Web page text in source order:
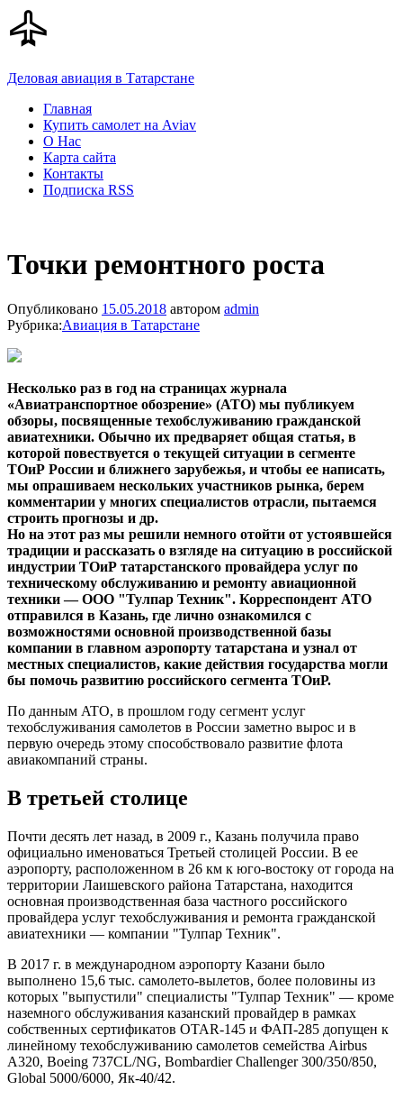
Деловая авиация в Татарстане
Главная
Купить самолет на Aviav
О Нас
Карта сайта
Контакты
Подписка RSS
Точки ремонтного роста
Опубликовано 15.05.2018 автором admin
Рубрика:Авиация в Татарстане
Несколько раз в год на страницах журнала
«Авиатранспортное обозрение» (АТО) мы публикуем
обзоры, посвященные техобслуживанию гражданской
авиатехники. Обычно их предваряет общая статья, в
которой повествуется о текущей ситуации в сегменте
ТОиР России и ближнего зарубежья, и чтобы ее написать,
мы опрашиваем нескольких участников рынка, берем
комментарии у многих специалистов отрасли, пытаемся
строить прогнозы и др.
Но на этот раз мы решили немного отойти от устоявшейся
традиции и рассказать о взгляде на ситуацию в российской
индустрии ТОиР татарстанского провайдера услуг по
техническому обслуживанию и ремонту авиационной
техники — ООО "Тулпар Техник". Корреспондент АТО
отправился в Казань, где лично ознакомился с
возможностями основной производственной базы
компании в главном аэропорту татарстана и узнал от
местных специалистов, какие действия государства могли
бы помочь развитию российского сегмента ТОиР.
По данным ATO, в прошлом году сегмент услуг
техобслуживания самолетов в России заметно вырос и в
первую очередь этому способствовало развитие флота
авиакомпаний страны.
В третьей столице
Почти десять лет назад, в 2009 г., Казань получила право
официально именоваться Третьей столицей России. В ее
аэропорту, расположенном в 26 км к юго-востоку от города на
территории Лаишевского района Татарстана, находится
основная производственная база частного российского
провайдера услуг техобслуживания и ремонта гражданской
авиатехники — компании "Тулпар Техник".
В 2017 г. в международном аэропорту Казани было
выполнено 15,6 тыс. самолето-вылетов, более половины из
которых "выпустили" специалисты "Тулпар Техник" — кроме
наземного обслуживания казанский провайдер в рамках
собственных сертификатов OTAR-145 и ФАП-285 допущен к
линейному техобслуживанию самолетов семейства Airbus
A320, Boeing 737CL/NG, Bombardier Challenger 300/350/850,
Global 5000/6000, Як-40/42.